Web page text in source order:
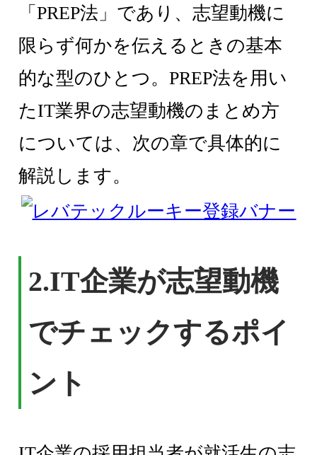
「PREP法」であり、志望動機に
限らず何かを伝えるときの基本
的な型のひとつ。PREP法を用い
たIT業界の志望動機のまとめ方
については、次の章で具体的に
解説します。
2.IT企業が志望動機
でチェックするポイ
ント